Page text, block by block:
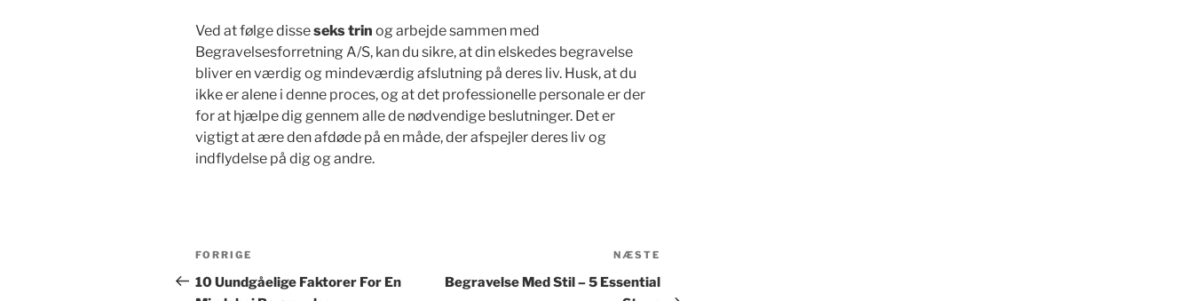
Ved at følge disseseks trin og arbejde sammen med
Begravelsesforretning A/S, kan du sikre, at din elskedes begravelse
bliver en værdig og mindeværdig afslutning på deres liv. Husk, at du
ikke er alene i denne proces, og at det professionelle personale er der
for at hjælpe dig gennem alle de nødvendige beslutninger. Det er
vigtigt at ære den afdøde på en måde, der afspejler deres liv og
indflydelse på dig og andre.
Indlægsnavigation
Forrige
indlæg
FORRIGE
10 Uundgåelige Faktorer For En
indlæg
NÆSTE
Begravelse Med Stil – 5 Essential